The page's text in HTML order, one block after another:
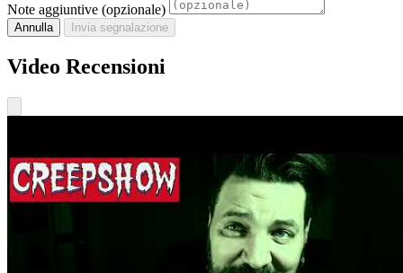
Note aggiuntive (opzionale)
Annulla Invia segnalazione
Video Recensioni